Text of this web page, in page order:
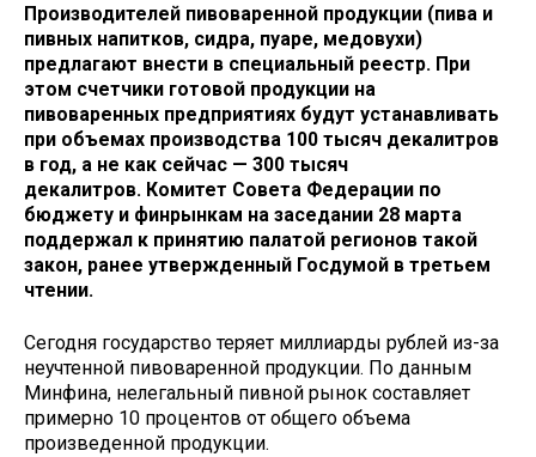
Производителей пивоваренной продукции (пива и
пивных напитков, сидра, пуаре, медовухи)
предлагают внести в специальный реестр. При
этом счетчики готовой продукции на
пивоваренных предприятиях будут устанавливать
при объемах производства 100 тысяч декалитров
в год, а не как сейчас — 300 тысяч
декалитров. Комитет Совета Федерации по
бюджету и финрынкам на заседании 28 марта
поддержал к принятию палатой регионов такой
закон, ранее утвержденный Госдумой в третьем
чтении.
Сегодня государство теряет миллиарды рублей из-за
неучтенной пивоваренной продукции. По данным
Минфина, нелегальный пивной рынок составляет
примерно 10 процентов от общего объема
произведенной продукции.